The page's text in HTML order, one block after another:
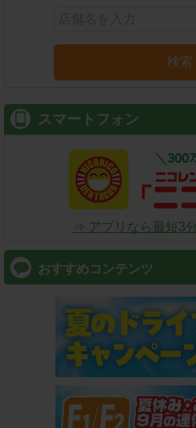
検索
スマートフォン
⇒ アプリなら最短3
おすすめコンテンツ